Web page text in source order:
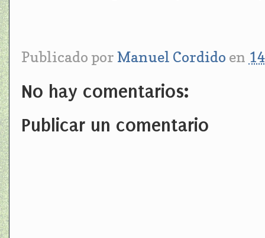
Publicado por Manuel Cordido en
No hay comentarios:
Publicar un comentario